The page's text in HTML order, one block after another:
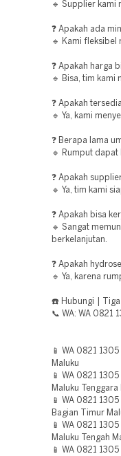
🔹 Supplier kami
❓ Apakah ada
🔹 Kami fleksibel
❓ Apakah harga
🔹 Bisa, tim kami
❓ Apakah
🔹 Ya, kami
❓ Berapa lama
🔹 Rumput
❓ Apakah
🔹 Ya, tim kami
❓ Apakah bisa
🔹 Sangat
berkelanjutan.
❓ Apakah
🔹 Ya, karena
☎️ Hubungi | Tiga
📞 WA: WA 0821
📱 WA 0821
Maluku
📱 WA 0821
Maluku Tenggara
📱 WA 0821
Bagian Timur
📱 WA 0821
Maluku Tengah
📱 WA 0821